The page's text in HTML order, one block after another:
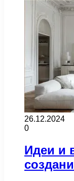
26.12.2024
0
Идеи и